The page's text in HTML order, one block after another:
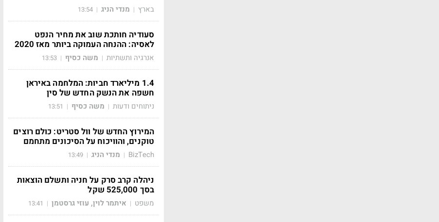
בארץ | מנדי הניג |
13:54
סעודיה חותכת שוב את מחיר הנפט
לאסיה: ההנחה העמוקה ביותר מאז 2020
אנרגיה ותשתיות | משה כסיף |
13:53
1.4 מיליארד חביות: המלחמה באיראן
חשפה את הנשק החדש של סין
ניתוחים ודעות | משה כסיף |
13:51
המירוץ החדש של וול סטריט: כולם רוצים
טוקנים, והוויכוח על הסיכונים מתחמם
BizTech
| מנדי הניג |
13:49
ניהלה קרב סרק על חניה ותשלם הוצאות
בסך 525,000 שקל
משפט | איתמר לוין, עוזי גרסטמן |
13:41